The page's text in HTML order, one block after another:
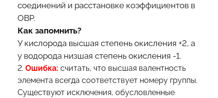
соединений и расстановке коэффициентов в
ОВР.
Как запомнить?
У кислорода высшая степень окисления +2, а
у водорода низшая степень окисления -1.
2. Ошибка: считать, что высшая валентность
элемента всегда соответствует номеру группы.
Существуют исключения, обусловленные